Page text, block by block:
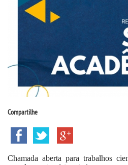
CURSOS
LICENCIATURAS
TECNOLÓGICOS
VESTIBULAR
INSCREVA-SE
Compartilhe
Chamada aberta para trabalhos